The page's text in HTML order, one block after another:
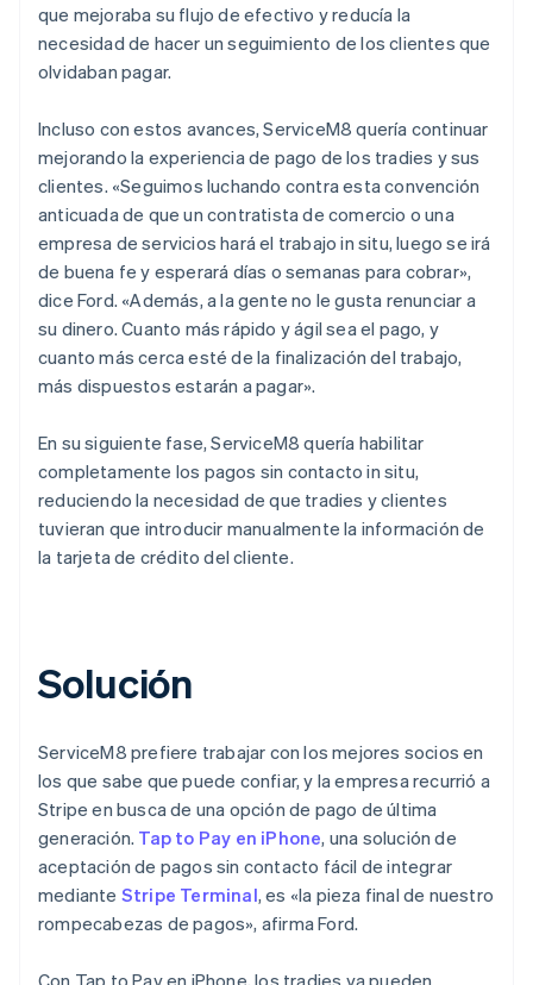
que mejoraba su flujo de efectivo y reducía la
necesidad de hacer un seguimiento de los clientes que
olvidaban pagar.
Incluso con estos avances, ServiceM8 quería continuar
mejorando la experiencia de pago de los tradies y sus
clientes. «Seguimos luchando contra esta convención
anticuada de que un contratista de comercio o una
empresa de servicios hará el trabajo in situ, luego se irá
de buena fe y esperará días o semanas para cobrar»,
dice Ford. «Además, a la gente no le gusta renunciar a
su dinero. Cuanto más rápido y ágil sea el pago, y
cuanto más cerca esté de la finalización del trabajo,
más dispuestos estarán a pagar».
En su siguiente fase, ServiceM8 quería habilitar
completamente los pagos sin contacto in situ,
reduciendo la necesidad de que tradies y clientes
tuvieran que introducir manualmente la información de
la tarjeta de crédito del cliente.
Solución
ServiceM8 prefiere trabajar con los mejores socios en
los que sabe que puede confiar, y la empresa recurrió a
Stripe en busca de una opción de pago de última
generación. Tap to Pay en iPhone, una solución de
aceptación de pagos sin contacto fácil de integrar
mediante Stripe Terminal, es «la pieza final de nuestro
rompecabezas de pagos», afirma Ford.
Con Tap to Pay en iPhone, los tradies ya pueden